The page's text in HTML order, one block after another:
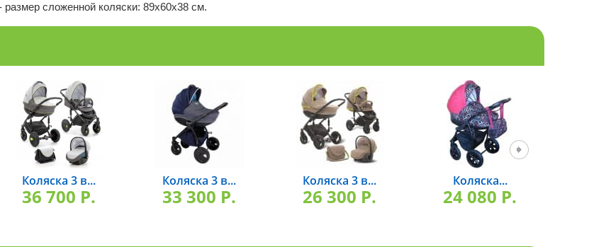
размер сложенной коляски: 89х60х38 см.
Коляска 3 в...
36 700 P.
Коляска 3 в...
33 300 P.
Коляска 3 в...
26 300 P.
Коляска...
24 080 P.